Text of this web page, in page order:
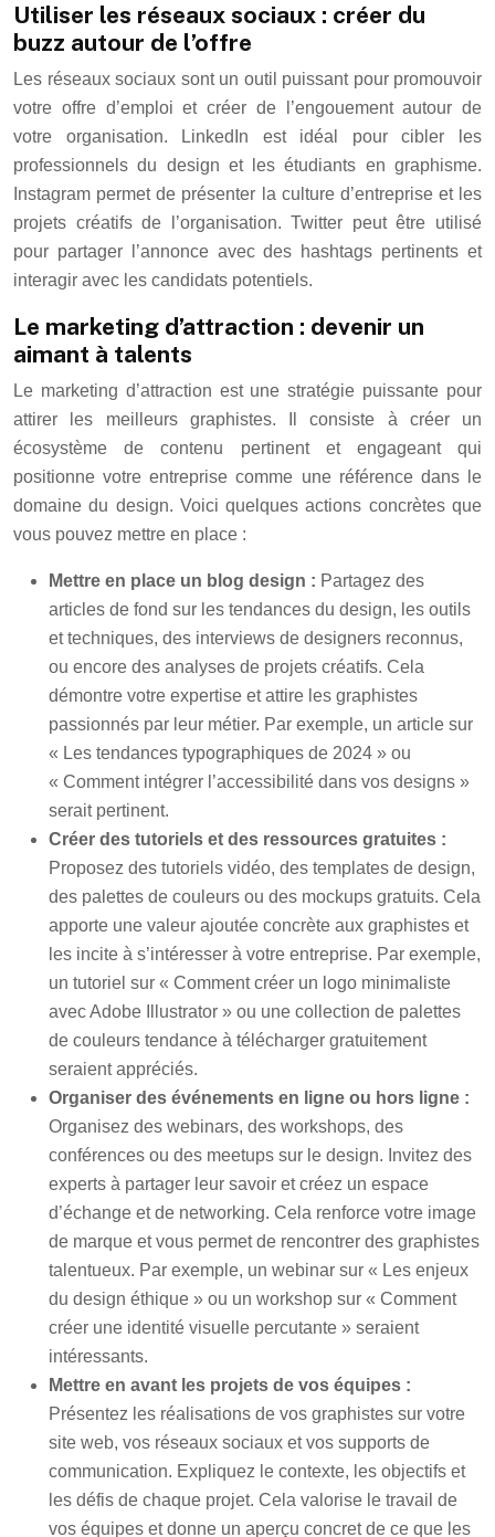
Utiliser les réseaux sociaux : créer du
buzz autour de l’offre
Les réseaux sociaux sont un outil puissant pour promouvoir
votre offre d’emploi et créer de l’engouement autour de
votre organisation. LinkedIn est idéal pour cibler les
professionnels du design et les étudiants en graphisme.
Instagram permet de présenter la culture d’entreprise et les
projets créatifs de l’organisation. Twitter peut être utilisé
pour partager l’annonce avec des hashtags pertinents et
interagir avec les candidats potentiels.
Le marketing d’attraction : devenir un
aimant à talents
Le marketing d’attraction est une stratégie puissante pour
attirer les meilleurs graphistes. Il consiste à créer un
écosystème de contenu pertinent et engageant qui
positionne votre entreprise comme une référence dans le
domaine du design. Voici quelques actions concrètes que
vous pouvez mettre en place :
Mettre en place un blog design : Partagez des
articles de fond sur les tendances du design, les outils
et techniques, des interviews de designers reconnus,
ou encore des analyses de projets créatifs. Cela
démontre votre expertise et attire les graphistes
passionnés par leur métier. Par exemple, un article sur
« Les tendances typographiques de 2024 » ou
« Comment intégrer l’accessibilité dans vos designs »
serait pertinent.
Créer des tutoriels et des ressources gratuites :
Proposez des tutoriels vidéo, des templates de design,
des palettes de couleurs ou des mockups gratuits. Cela
apporte une valeur ajoutée concrète aux graphistes et
les incite à s’intéresser à votre entreprise. Par exemple,
un tutoriel sur « Comment créer un logo minimaliste
avec Adobe Illustrator » ou une collection de palettes
de couleurs tendance à télécharger gratuitement
seraient appréciés.
Organiser des événements en ligne ou hors ligne :
Organisez des webinars, des workshops, des
conférences ou des meetups sur le design. Invitez des
experts à partager leur savoir et créez un espace
d’échange et de networking. Cela renforce votre image
de marque et vous permet de rencontrer des graphistes
talentueux. Par exemple, un webinar sur « Les enjeux
du design éthique » ou un workshop sur « Comment
créer une identité visuelle percutante » seraient
intéressants.
Mettre en avant les projets de vos équipes :
Présentez les réalisations de vos graphistes sur votre
site web, vos réseaux sociaux et vos supports de
communication. Expliquez le contexte, les objectifs et
les défis de chaque projet. Cela valorise le travail de
vos équipes et donne un aperçu concret de ce que les